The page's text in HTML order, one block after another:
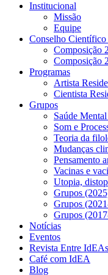
Institucional
Missão
Equipe
Conselho Científico
Composição
Composição
Programas
Artista
Cientista
Grupos
Saúde
Som e
Teoria da
Mudanças
Pensamento
Vacinas e
Utopia,
Grupos
Grupos
Grupos
Notícias
Eventos
Revista Entre IdEAs
Café com IdEA
Blog